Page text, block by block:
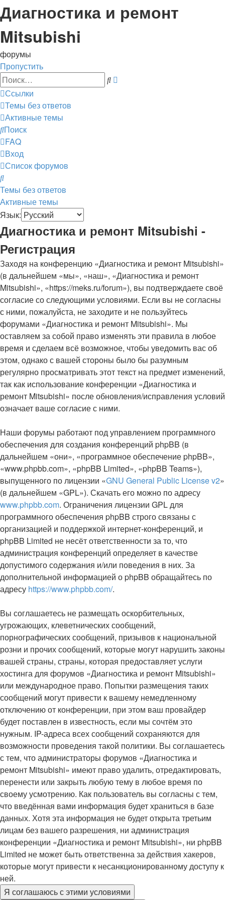
Диагностика и ремонт
Mitsubishi
форумы
Пропустить
Поиск
Ссылки
Темы без ответов
Активные темы
Поиск
FAQ
Вход
Список форумов
Поиск
Темы без ответов
Активные темы
Язык:
Диагностика и ремонт Mitsubishi -
Регистрация
Заходя на конференцию «Диагностика и ремонт Mitsubishi»
(в дальнейшем «мы», «наш», «Диагностика и ремонт
Mitsubishi», «https://meks.ru/forum»), вы подтверждаете своё
согласие со следующими условиями. Если вы не согласны
с ними, пожалуйста, не заходите и не пользуйтесь
форумами «Диагностика и ремонт Mitsubishi». Мы
оставляем за собой право изменять эти правила в любое
время и сделаем всё возможное, чтобы уведомить вас об
этом, однако с вашей стороны было бы разумным
регулярно просматривать этот текст на предмет изменений,
так как использование конференции «Диагностика и
ремонт Mitsubishi» после обновления/исправления условий
означает ваше согласие с ними.
Наши форумы работают под управлением программного
обеспечения для создания конференций phpBB (в
дальнейшем «они», «программное обеспечение phpBB»,
«www.phpbb.com», «phpBB Limited», «phpBB Teams»),
выпущенного по лицензии «GNU General Public License v2»
(в дальнейшем «GPL»). Скачать его можно по адресу
www.phpbb.com. Ограничения лицензии GPL для
программного обеспечения phpBB строго связаны с
организацией и поддержкой интернет-конференций, и
phpBB Limited не несёт ответственности за то, что
администрация конференций определяет в качестве
допустимого содержания и/или поведения в них. За
дополнительной информацией о phpBB обращайтесь по
адресу https://www.phpbb.com/.
Вы соглашаетесь не размещать оскорбительных,
угрожающих, клеветнических сообщений,
порнографических сообщений, призывов к национальной
розни и прочих сообщений, которые могут нарушить законы
вашей страны, страны, которая предоставляет услуги
хостинга для форумов «Диагностика и ремонт Mitsubishi»
или международное право. Попытки размещения таких
сообщений могут привести к вашему немедленному
отключению от конференции, при этом ваш провайдер
будет поставлен в известность, если мы сочтём это
нужным. IP-адреса всех сообщений сохраняются для
возможности проведения такой политики. Вы соглашаетесь
с тем, что администраторы форумов «Диагностика и
ремонт Mitsubishi» имеют право удалить, отредактировать,
перенести или закрыть любую тему в любое время по
своему усмотрению. Как пользователь вы согласны с тем,
что введённая вами информация будет храниться в базе
данных. Хотя эта информация не будет открыта третьим
лицам без вашего разрешения, ни администрация
конференции «Диагностика и ремонт Mitsubishi», ни phpBB
Limited не может быть ответственна за действия хакеров,
которые могут привести к несанкционированному доступу к
ней.